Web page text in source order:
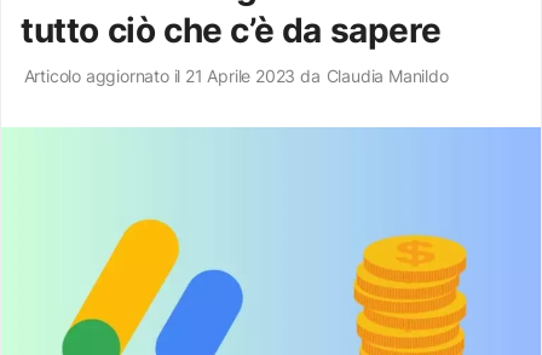
tutto ciò che c’è da sapere
Articolo aggiornato il 21 Aprile 2023 da Claudia Manildo